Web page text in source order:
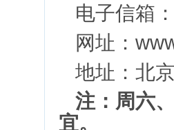
电子信箱
网址 ：
地址：北
注：周六
宜。